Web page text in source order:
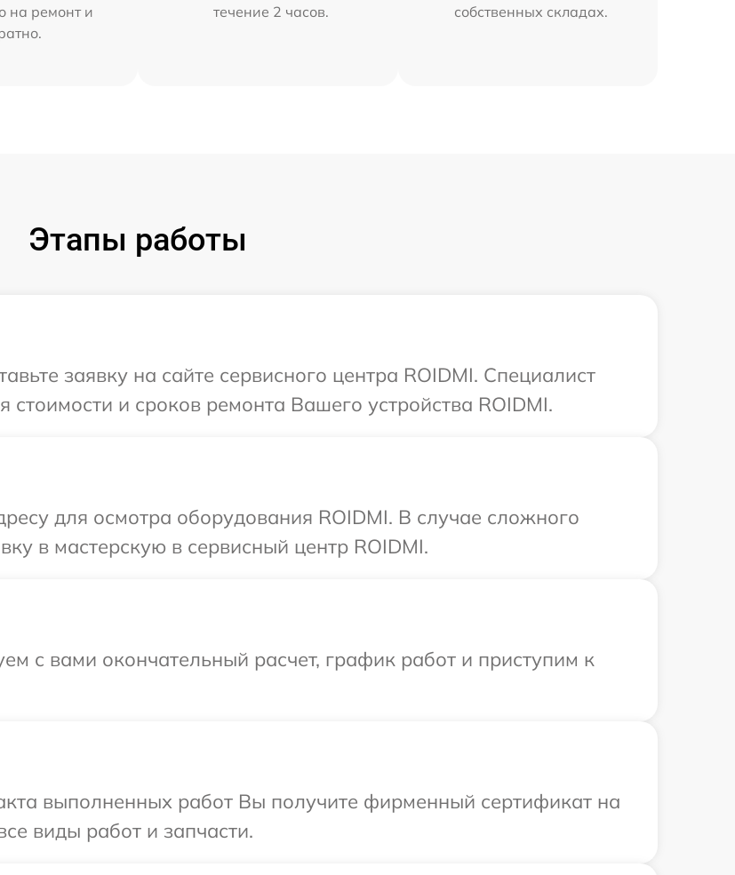
на ремонт и
течение 2 часов.
собственных складах.
Этапы работы
заявку на сайте сервисного центра ROIDMI. Специалист
стоимости и сроков ремонта Вашего устройства ROIDMI.
для осмотра оборудования ROIDMI. В случае сложного
в мастерскую в сервисный центр ROIDMI.
с вами окончательный расчет, график работ и приступим к
выполненных работ Вы получите фирменный сертификат на
виды работ и запчасти.